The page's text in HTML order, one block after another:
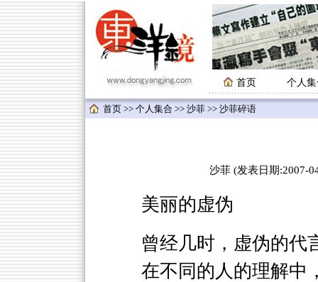
首页 个人
首页 >> 个人集合 >> 沙菲 >> 沙菲碎语
沙菲 (发表日期:2007-
美丽的虚伪
曾经几时，虚伪的代
在不同的人的理解中